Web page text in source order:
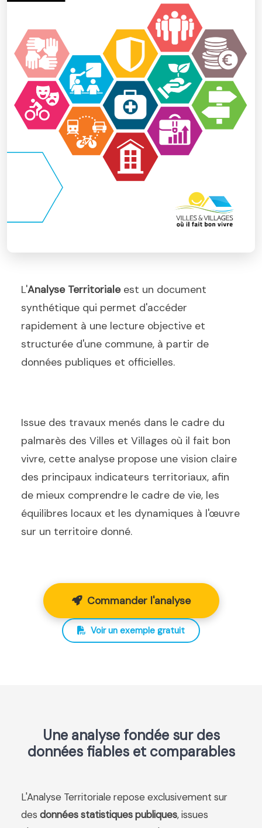
L'Analyse Territorialeest un document
synthétique qui permet d'accéder
rapidement à une lecture objective et
structurée d'une commune, à partir de
données publiques et officielles.
Issue des travaux menés dans le cadre du
palmarès des Villes et Villages où il fait bon
vivre, cette analyse propose une vision claire
des principaux indicateurs territoriaux, afin
de mieux comprendre le cadre de vie, les
équilibres locaux et les dynamiques à l'œuvre
sur un territoire donné.
Commander l'analyse
Voir un exemple gratuit
Une analyse fondée sur des
données fiables et comparables
L'Analyse Territoriale repose exclusivement sur
des données statistiques publiques, issues